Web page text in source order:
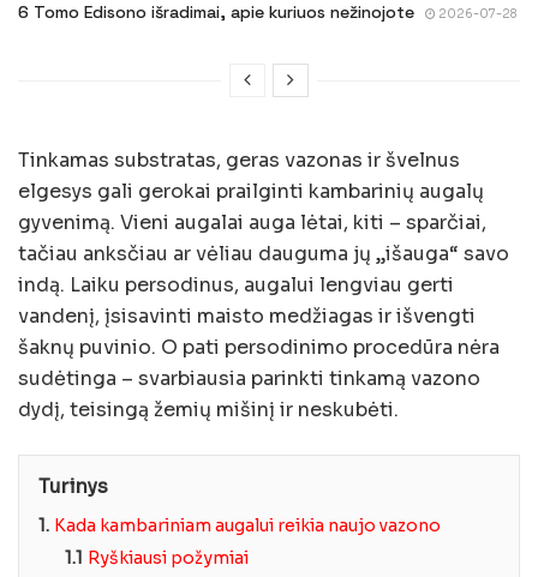
6 Tomo Edisono išradimai, apie kuriuos nežinojote 2026-07-28
Tinkamas substratas, geras vazonas ir švelnus
elgesys gali gerokai prailginti kambarinių augalų
gyvenimą. Vieni augalai auga lėtai, kiti – sparčiai,
tačiau anksčiau ar vėliau dauguma jų „išauga“ savo
indą. Laiku persodinus, augalui lengviau gerti
vandenį, įsisavinti maisto medžiagas ir išvengti
šaknų puvinio. O pati persodinimo procedūra nėra
sudėtinga – svarbiausia parinkti tinkamą vazono
dydį, teisingą žemių mišinį ir neskubėti.
Turinys
1. Kada kambariniam augalui reikia naujo vazono
1.1 Ryškiausi požymiai